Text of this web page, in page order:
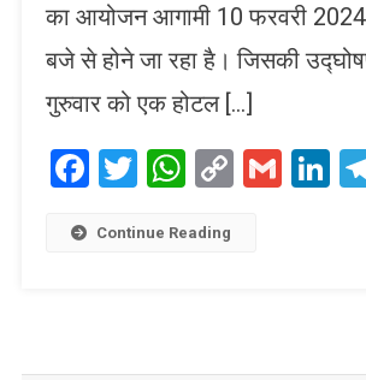
का आयोजन आगामी 10 फरवरी 2024
बजे से होने जा रहा है। जिसकी
गुरुवार को एक होटल […]
Facebook
Twitter
WhatsApp
Copy
Continue Reading